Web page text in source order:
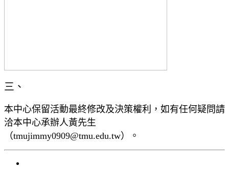
三、
本中心保留活動最終修改及決策權利，如有任何疑問請
洽本中心承辦人黃先生
（tmujimmy0909@tmu.edu.tw）。